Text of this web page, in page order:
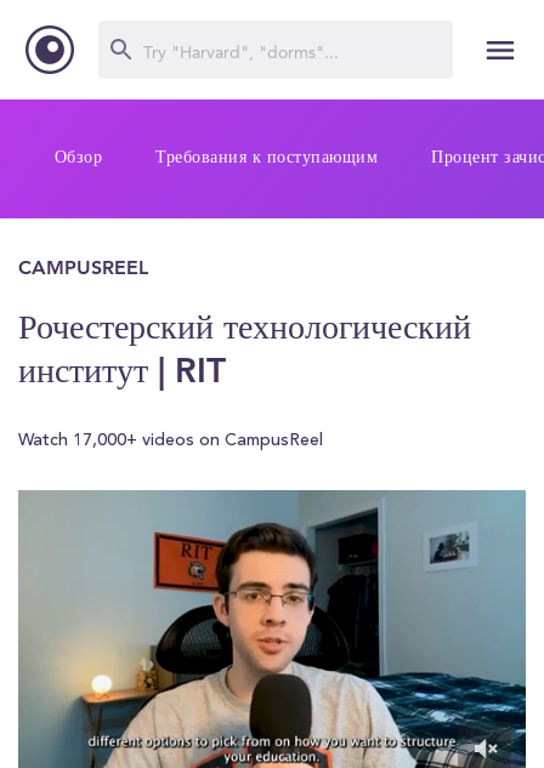
Обзор Требования к поступающим Процент
CAMPUSREEL
Рочестерский технологический
институт | RIT
Watch 17,000+ videos on CampusReel